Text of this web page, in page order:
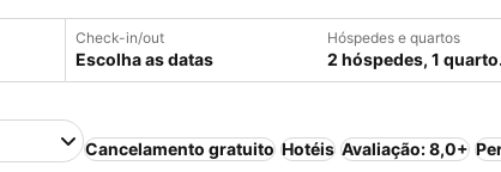
Check-in/out
Escolha as datas
Hóspedes e quartos
2 hóspedes, 1 quarto.
Cancelamento gratuito Hotéis Avaliação: 8,0+